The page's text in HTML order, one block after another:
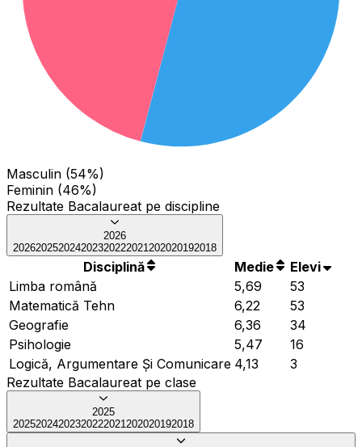
Masculin (54%)
Feminin (46%)
Rezultate Bacalaureat pe discipline
2026
202620252024202320222021 202020192018
Disciplină Medie
Elevi
Limba română
5,69
53
Matematică Tehn
6,22
53
Geografie
6,36
34
Psihologie
5,47
16
Logică, Argumentare Și Comunicare 4,13
3
Rezultate Bacalaureat pe clase
2025
20252024202320222021202020192018